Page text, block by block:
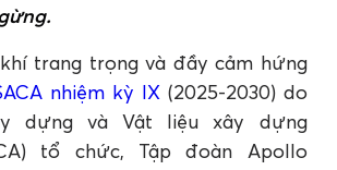
trang trọng và đầy cảm hứng
nhiệm kỳ IX(2025-2030) do
dựng và Vật liệu xây dựng
tổ chức, Tập đoàn Apollo